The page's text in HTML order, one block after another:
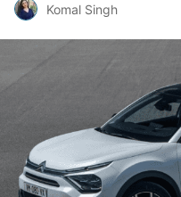
Komal Singh